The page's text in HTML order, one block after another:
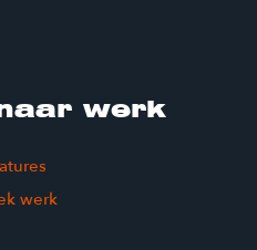
werk
werk